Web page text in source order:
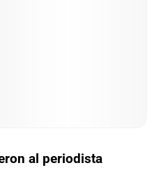
al periodista